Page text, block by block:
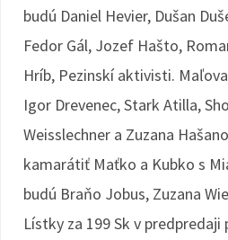
budú Daniel Hevier, Dušan
Fedor Gál, Jozef Hašto,
Hríb, Pezinskí aktivisti.
Igor Drevenec, Stark Atilla,
Weisslechner a Zuzana
kamarátiť Maťko a Kubko s
budú Braňo Jobus, Zuzana
Lístky za 199 Sk v predpredaji